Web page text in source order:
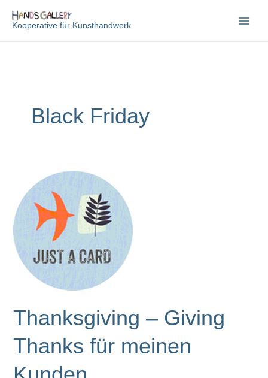
InhaltKooperative für Kunsthandwerk
Black Friday
Thanksgiving – Giving
Thanks für meinen